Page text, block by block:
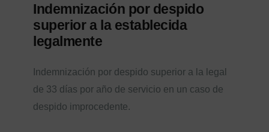
Indemnización por despido
superior a la establecida
legalmente
Indemnización por despido superior a la legal
de 33 días por año de servicio en un caso de
despido improcedente.